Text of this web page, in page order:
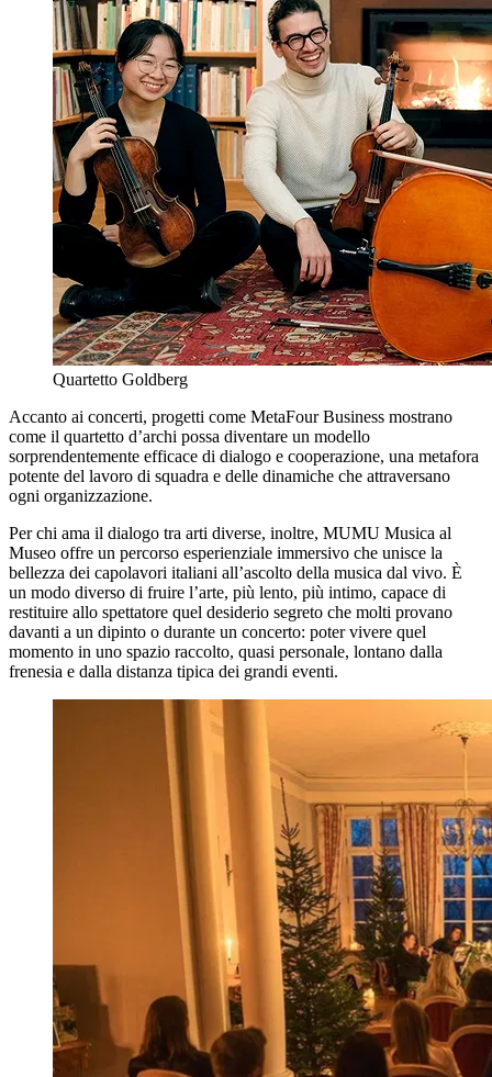
Quartetto Goldberg
Accanto ai concerti, progetti come MetaFour Business mostrano
come il quartetto d’archi possa diventare un modello
sorprendentemente efficace di dialogo e cooperazione, una metafora
potente del lavoro di squadra e delle dinamiche che attraversano
ogni organizzazione.
Per chi ama il dialogo tra arti diverse, inoltre, MUMU Musica al
Museo offre un percorso esperienziale immersivo che unisce la
bellezza dei capolavori italiani all’ascolto della musica dal vivo. È
un modo diverso di fruire l’arte, più lento, più intimo, capace di
restituire allo spettatore quel desiderio segreto che molti provano
davanti a un dipinto o durante un concerto: poter vivere quel
momento in uno spazio raccolto, quasi personale, lontano dalla
frenesia e dalla distanza tipica dei grandi eventi.